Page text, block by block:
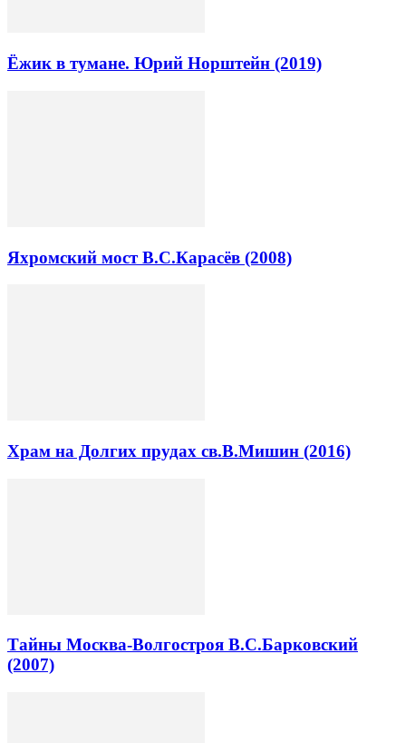
Ёжик в тумане. Юрий Норштейн (2019)
Яхромский мост В.С.Карасёв (2008)
Храм на Долгих прудах св.В.Мишин (2016)
Тайны Москва-Волгостроя В.С.Барковский
(2007)